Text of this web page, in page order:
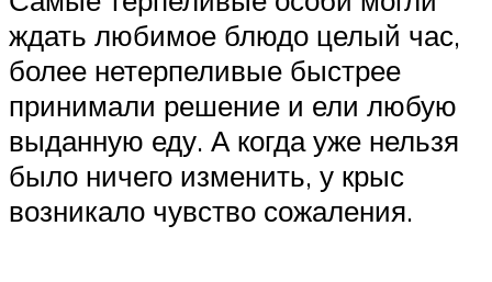
ждать любимое блюдо целый час,
более нетерпеливые быстрее
принимали решение и ели любую
выданную еду. А когда уже нельзя
было ничего изменить, у крыс
возникало чувство сожаления.